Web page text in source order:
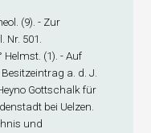
(9). - Zur
Nr. 501.
Helmst. (1). - Auf
a. d. J.
Gottschalk für
bei Uelzen.
und